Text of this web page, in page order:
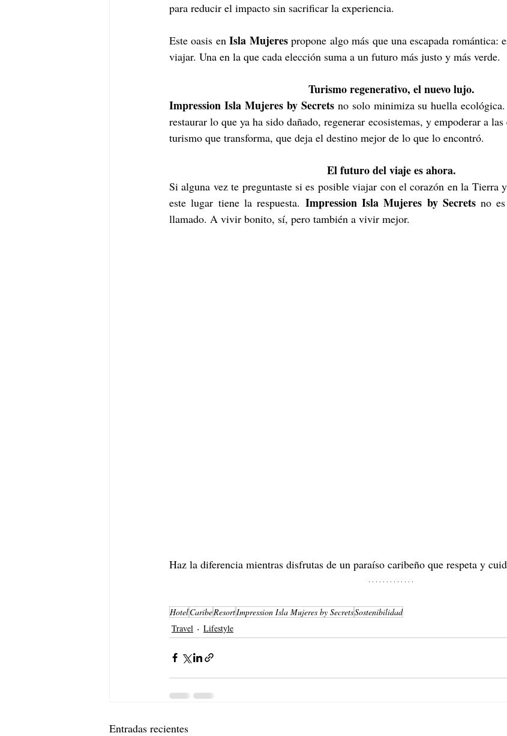
para reducir el impacto sin sacrificar la experiencia.
Este oasis en Isla Mujeres propone algo más que una escapada romántica:
viajar. Una en la que cada elección suma a un futuro más justo y más verde.
Turismo regenerativo, el nuevo lujo.
Impression Isla Mujeres by Secrets no solo minimiza su huella ecológica.
restaurar lo que ya ha sido dañado, regenerar ecosistemas, y empoderar a
turismo que transforma, que deja el destino mejor de lo que lo encontró.
El futuro del viaje es ahora.
Si alguna vez te preguntaste si es posible viajar con el corazón en la Tierra
este lugar tiene la respuesta. Impression Isla Mujeres by Secrets no es
llamado. A vivir bonito, sí, pero también a vivir mejor.
Haz la diferencia mientras disfrutas de un paraíso caribeño que respeta y
HotelCaribeResortImpression Isla Mujeres by SecretsSostenibilidad
Travel
Lifestyle
Entradas recientes